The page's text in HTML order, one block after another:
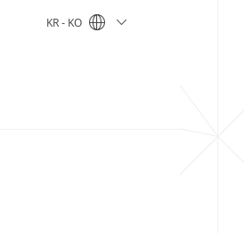
KR - KO